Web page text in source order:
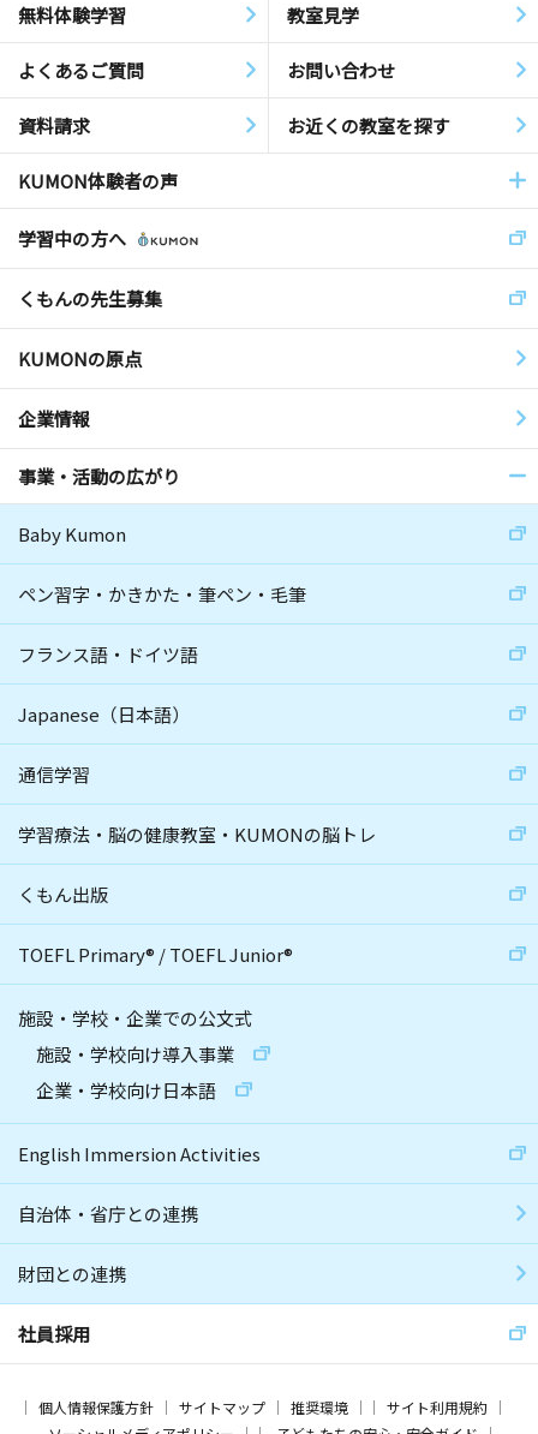
無料体験学習 教室見学
よくあるご質問 お問い合わせ
資料請求 お近くの教室を探す
KUMON体験者の声
学習中の方へ
くもんの先生募集
KUMONの原点
企業情報
事業・活動の広がり
Baby Kumon
ペン習字・かきかた・筆ペン・毛筆
フランス語・ドイツ語
Japanese（日本語）
通信学習
学習療法・脳の健康教室・KUMONの脳トレ
くもん出版
TOEFL Primary® /TOEFL Junior®
施設・学校・企業での公文式
施設・学校向け導入事業
企業・学校向け日本語
English Immersion Activities
自治体・省庁との連携
財団との連携
社員採用
個人情報保護方針 サイトマップ 推奨環境
サイト利用規約